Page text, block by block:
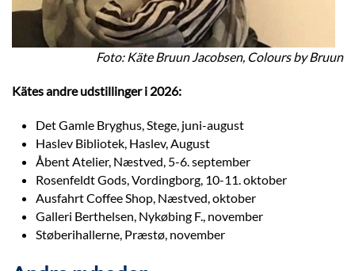
Foto: Käte Bruun Jacobsen, Colours by Bruun
Kätes andre udstillinger i 2026:
Det Gamle Bryghus, Stege, juni-august
Haslev Bibliotek, Haslev, August
Åbent Atelier, Næstved, 5-6. september
Rosenfeldt Gods, Vordingborg, 10-11. oktober
Ausfahrt Coffee Shop, Næstved, oktober
Galleri Berthelsen, Nykøbing F., november
Støberihallerne, Præstø, november